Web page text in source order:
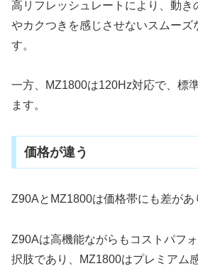
高リフレッシュレートにより、動き
やカクつきを感じさせないスムーズ
す。
一方、MZ1800は120Hz対応で、標
ます。
価格が違う
Z90AとMZ1800は価格帯にも差があ
Z90Aは高機能ながらもコストパフ
択肢であり、MZ1800はプレミアム